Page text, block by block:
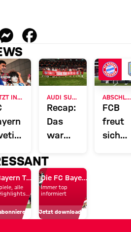
Recap:
Das
war
des FC
Bayern
in
Hongkong
FCB
freut
sich
Fan-
FC Bayern TV PLUS
alle
Die FC Bayern Apps
Immer top
informiert
Jetzt downloaden!